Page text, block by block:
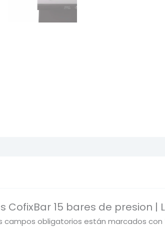
15 bares de presion |
campos obligatorios están marcados con